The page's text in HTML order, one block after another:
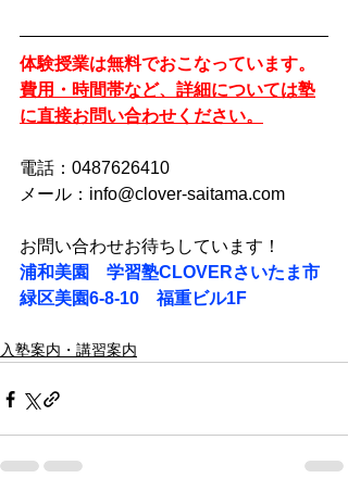
体験授業は無料でおこなっています。
費用・時間帯など、詳細については塾
に直接お問い合わせください。
電話：0487626410
メール：info@clover-saitama.com
お問い合わせお待ちしています！
浦和美園　学習塾CLOVERさいたま市
緑区美園6-8-10　福重ビル1F
入塾案内・講習案内